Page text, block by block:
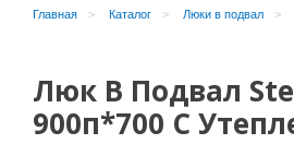
Главная Каталог Люки в подвал
Люк В Подвал
900п*700 С